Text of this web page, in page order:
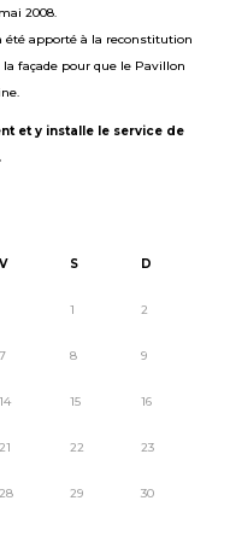
2008.
été apporté à la reconstitution
façade pour que le Pavillon
et y installe le service de
V S D
1 2
7 8 9
14 15 16
21 22 23
28 29 30